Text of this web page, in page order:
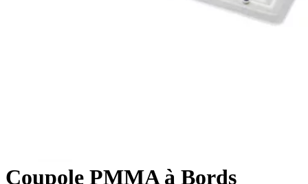
Coupole PMMA à Bords